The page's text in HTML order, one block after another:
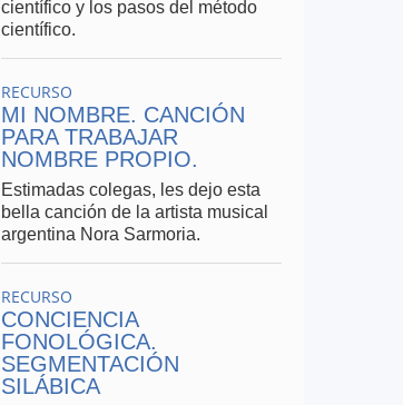
científico y los pasos del método
científico.
RECURSO
MI NOMBRE. CANCIÓN
PARA TRABAJAR
NOMBRE PROPIO.
Estimadas colegas, les dejo esta
bella canción de la artista musical
argentina Nora Sarmoria.
RECURSO
CONCIENCIA
FONOLÓGICA.
SEGMENTACIÓN
SILÁBICA